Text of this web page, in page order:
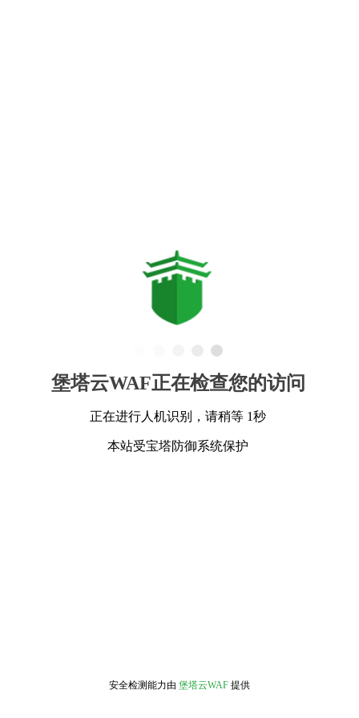
堡塔云WAF正在检查您的访问
正在进行人机识别，请稍等 1秒
本站受宝塔防御系统保护
安全检测能力由 堡塔云WAF 提供